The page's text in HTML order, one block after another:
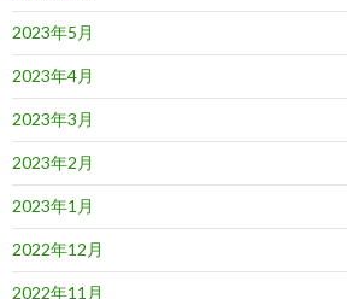
2023年5月
2023年4月
2023年3月
2023年2月
2023年1月
2022年12月
2022年11月